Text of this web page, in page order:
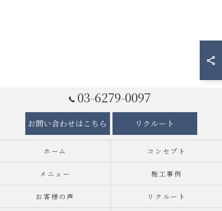
03-6279-0097
お問い合わせはこちら リクルート
ホーム コンセプト
メニュー 施工事例
お客様の声 リクルート